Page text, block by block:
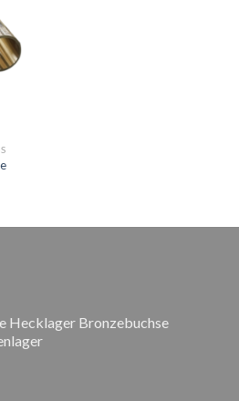
Hecklager Bronzebuchse